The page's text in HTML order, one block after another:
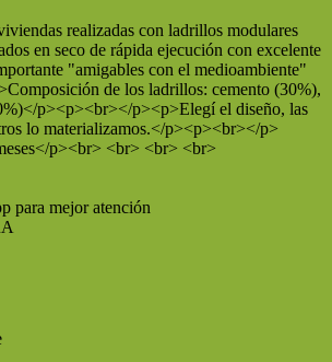
realizadas con ladrillos modulares
en seco de rápida ejecución con excelente
"amigables con el medioambiente"
de los ladrillos: cemento (30%),
p><p><br></p><p>Elegí el diseño, las
lo materializamos.</p><p><br></p>
p><br> <br> <br> <br>
para mejor atención